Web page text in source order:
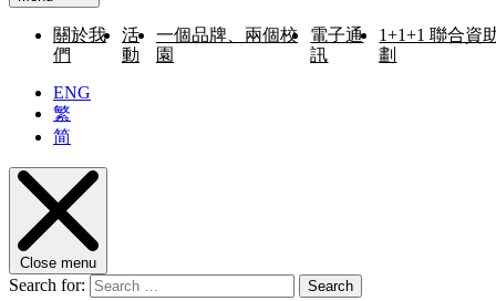
關於我
們
活
動
一個品牌、兩個校
園
電子通
訊
1+1+1 聯合資
劃
ENG
繁
简
Close menu
Search for: Search